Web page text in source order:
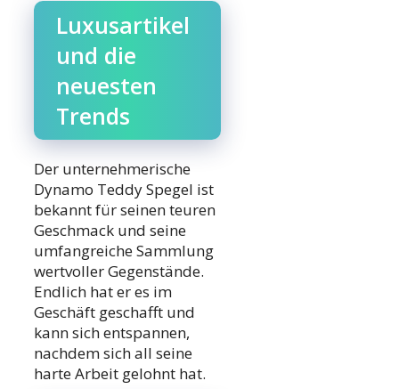
Luxusartikel
und die
neuesten
Trends
Der unternehmerische
Dynamo Teddy Spegel ist
bekannt für seinen teuren
Geschmack und seine
umfangreiche Sammlung
wertvoller Gegenstände.
Endlich hat er es im
Geschäft geschafft und
kann sich entspannen,
nachdem sich all seine
harte Arbeit gelohnt hat.